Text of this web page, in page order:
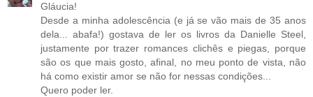
Gláucia!
Desde a minha adolescência (e já se vão mais de 35 anos
dela... abafa!) gostava de ler os livros da Danielle Steel,
justamente por trazer romances clichês e piegas, porque
são os que mais gosto, afinal, no meu ponto de vista, não
há como existir amor se não for nessas condições...
Quero poder ler.